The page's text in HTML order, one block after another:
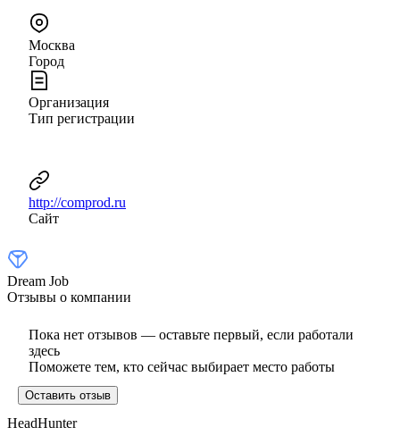
Москва
Город
Организация
Тип регистрации
http://comprod.ru
Сайт
Dream Job
Отзывы о компании
Пока нет отзывов — оставьте первый, если работали
здесь
Поможете тем, кто сейчас выбирает место работы
Оставить отзыв
HeadHunter